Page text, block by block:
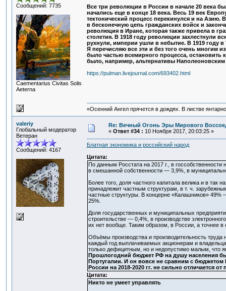
Сообщений: 7735
Сaementarius Civitas Solis
Aeterna
Все три революции в России в начале 20 века
начались еще в конце 18 века. Весь 19 век
тектонический процесс перекинулся и на Азию.
в бесконечную цепь гражданских войск и
революция в Иране, которая также привела в
столетия. В 1918 году революции захлестнули
рухнули, империи ушли в небытие. В 1919 году
Я перечисляю все эти и без того очень многим
было частью всемирного процесса, остановить
было, например, альтернативы
https://pulman.livejournal.com/693402.html
«Осенний Ангел прячется в дождях. В листве
valeriy
Глобальный модератор
Ветеран
Сообщений: 4167
Re: Вечный Огонь Эры Мирового
« Ответ #34 : 10 Ноября 2017, 20:03:25 »
Блатная экономика и российский народ
Цитата:
По данным Росстата на 2017 г., в
в смешанной собственности — 3,9%, в
Более того, доля частного капитала велика и в
принадлежит частным структурам, в т. ч.
частные структуры. В концерне «Калашников»
25%.
Доля государственных и муниципальных
строительстве — 0,4%, в производстве
их нет вообще. Таким образом, в России, а точнее в
Объёмы производства и производительность
каждый год выплачиваемых акционерам и
только дефицитным, но и недопустимо малым, что
Прошлогодний бюджет РФ на душу населения
Португалии. И он вовсе не сравним с
России на 2018-2020 гг. не сильно отличается
Цитата:
Никто не умеет управлять